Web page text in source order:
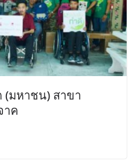
(มหาชน) สาขา
าค